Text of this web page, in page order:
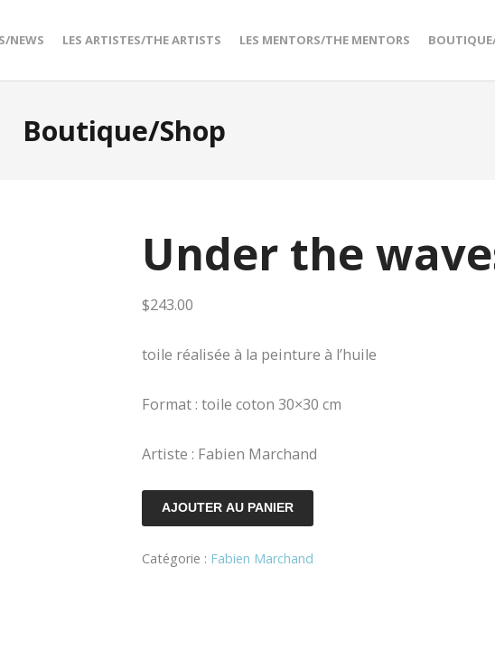
NEWS LES ARTISTES/THE ARTISTS LES MENTORS/THE MENTORS
Boutique/Shop
Under the
$243.00
toile réalisée à la peinture à l’huile
Format : toile coton 30×30 cm
Artiste : Fabien Marchand
quantité
de
Under
AJOUTER AU PANIER
Catégorie : Fabien Marchand